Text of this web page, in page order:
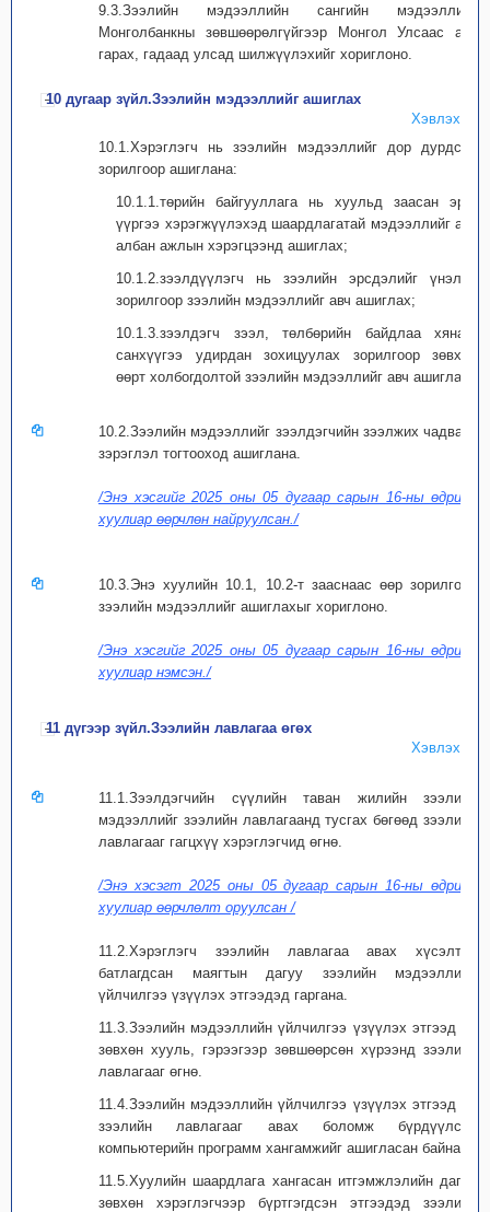
9.3.Зээлийн мэдээллийн сангийн мэдээллийг
Монголбанкны зөвшөөрөлгүйгээр Монгол Улсаас авч
гарах, гадаад улсад шилжүүлэхийг хориглоно.
10 дугаар зүйл.Зээлийн мэдээллийг ашиглах
Хэвлэх
10.1.Хэрэглэгч нь зээлийн мэдээллийг дор дурдсан
зорилгоор ашиглана:
10.1.1.төрийн байгууллага нь хуульд заасан эрх,
үүргээ хэрэгжүүлэхэд шаардлагатай мэдээллийг авч
албан ажлын хэрэгцээнд ашиглах;
10.1.2.зээлдүүлэгч нь зээлийн эрсдэлийг үнэлэх
зорилгоор зээлийн мэдээллийг авч ашиглах;
10.1.3.зээлдэгч зээл, төлбөрийн байдлаа хянах,
санхүүгээ удирдан зохицуулах зорилгоор зөвхөн
өөрт холбогдолтой зээлийн мэдээллийг авч ашиглах.
10.2.Зээлийн мэдээллийг зээлдэгчийн зээлжих чадварт
зэрэглэл тогтооход ашиглана.
/Энэ хэсгийг 2025 оны 05 дугаар сарын 16-ны өдрийн
хуулиар өөрчлөн найруулсан./
10.3.Энэ хуулийн 10.1, 10.2-т зааснаас өөр зорилгоор
зээлийн мэдээллийг ашиглахыг хориглоно.
/Энэ хэсгийг 2025 оны 05 дугаар сарын 16-ны өдрийн
хуулиар нэмсэн./
11 дүгээр зүйл.Зээлийн лавлагаа өгөх
Хэвлэх
11.1.Зээлдэгчийн сүүлийн таван жилийн зээлийн
мэдээллийг зээлийн лавлагаанд тусгах бөгөөд зээлийн
лавлагааг гагцхүү хэрэглэгчид өгнө.
/Энэ хэсэгт 2025 оны 05 дугаар сарын 16-ны өдрийн
хуулиар өөрчлөлт оруулсан /
11.2.Хэрэглэгч зээлийн лавлагаа авах хүсэлтээ
батлагдсан маягтын дагуу зээлийн мэдээллийн
үйлчилгээ үзүүлэх этгээдэд гаргана.
11.3.Зээлийн мэдээллийн үйлчилгээ үзүүлэх этгээд нь
зөвхөн хууль, гэрээгээр зөвшөөрсөн хүрээнд зээлийн
лавлагааг өгнө.
11.4.Зээлийн мэдээллийн үйлчилгээ үзүүлэх этгээд нь
зээлийн лавлагааг авах боломж бүрдүүлсэн
компьютерийн программ хангамжийг ашигласан байна.
11.5.Хуулийн шаардлага хангасан итгэмжлэлийн дагуу
зөвхөн хэрэглэгчээр бүртгэгдсэн этгээдэд зээлийн